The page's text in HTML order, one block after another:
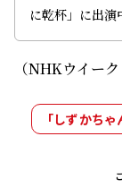
に乾杯」に出演
（NHKウイー
「しずかち